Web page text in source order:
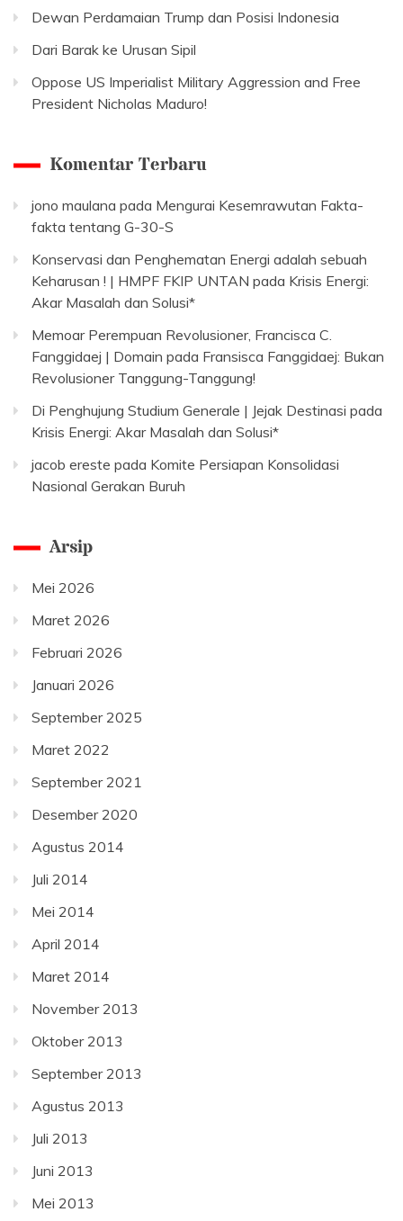
Dewan Perdamaian Trump dan Posisi Indonesia
Dari Barak ke Urusan Sipil
Oppose US Imperialist Military Aggression and Free
President Nicholas Maduro!
Komentar Terbaru
jono maulana pada Mengurai Kesemrawutan Fakta-
fakta tentang G-30-S
Konservasi dan Penghematan Energi adalah sebuah
Keharusan ! | HMPF FKIP UNTAN pada Krisis Energi:
Akar Masalah dan Solusi*
Memoar Perempuan Revolusioner, Francisca C.
Fanggidaej | Domain pada Fransisca Fanggidaej: Bukan
Revolusioner Tanggung-Tanggung!
Di Penghujung Studium Generale | Jejak Destinasi pada
Krisis Energi: Akar Masalah dan Solusi*
jacob ereste pada Komite Persiapan Konsolidasi
Nasional Gerakan Buruh
Arsip
Mei 2026
Maret 2026
Februari 2026
Januari 2026
September 2025
Maret 2022
September 2021
Desember 2020
Agustus 2014
Juli 2014
Mei 2014
April 2014
Maret 2014
November 2013
Oktober 2013
September 2013
Agustus 2013
Juli 2013
Juni 2013
Mei 2013